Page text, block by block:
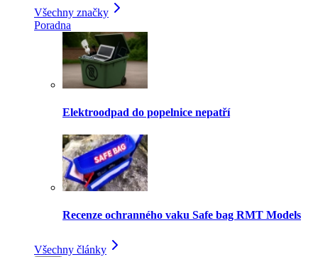
Všechny značky
Poradna
Elektroodpad do popelnice nepatří
Recenze ochranného vaku Safe bag RMT Models
Všechny články